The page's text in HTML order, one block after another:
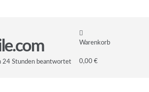
24 Stunden beantwortet
Warenkorb
0,00 €